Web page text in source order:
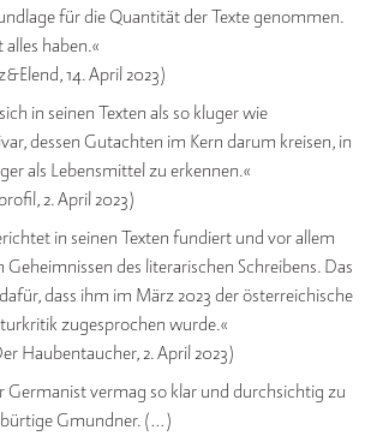
für die Quantität der Texte genommen.
haben.«
14. April 2023)
in seinen Texten als so kluger wie
dessen Gutachten im Kern darum kreisen, in
als Lebensmittel zu erkennen.«
2. April 2023)
in seinen Texten fundiert und vor allem
Geheimnissen des literarischen Schreibens. Das
dass ihm im März 2023 der österreichische
zugesprochen wurde.«
Haubentaucher, 2. April 2023)
Germanist vermag so klar und durchsichtig zu
Gmundner. (…)